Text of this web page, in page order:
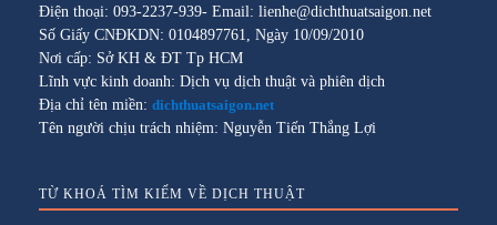
Điện thoại: 093-2237-939- Email: lienhe@dichthuatsaigon.net
Số Giấy CNĐKDN: 0104897761, Ngày 10/09/2010
Nơi cấp: Sở KH & ĐT Tp HCM
Lĩnh vực kinh doanh: Dịch vụ dịch thuật và phiên dịch
Địa chỉ tên miền: dichthuatsaigon.net
Tên người chịu trách nhiệm: Nguyễn Tiến Thắng Lợi
TỪ KHOÁ TÌM KIẾM VỀ DỊCH THUẬT